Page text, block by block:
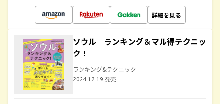
詳細を見る
ソウル ランキング＆マル得テクニッ
ク！
ランキング&テクニック
2024.12.19 発売